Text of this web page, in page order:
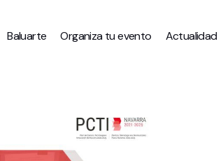
Baluarte Organiza tu evento Actualidad